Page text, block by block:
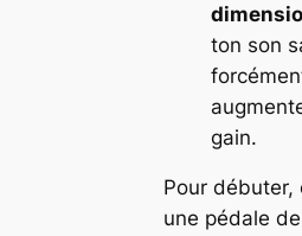
ton son
gain.
Pour débuter,
une pédale de